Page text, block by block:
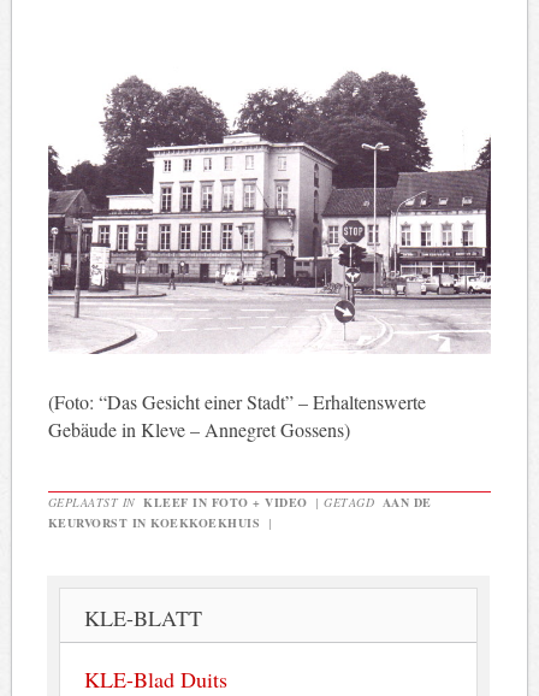
(Foto: “Das Gesicht einer Stadt” – Erhaltenswerte
Gebäude in Kleve – Annegret Gossens)
GEPLAATST IN KLEEF IN FOTO + VIDEO |GETAGD AAN DE
KEURVORST IN KOEKKOEKHUIS
|
KLE-BLATT
KLE-Blad Duits